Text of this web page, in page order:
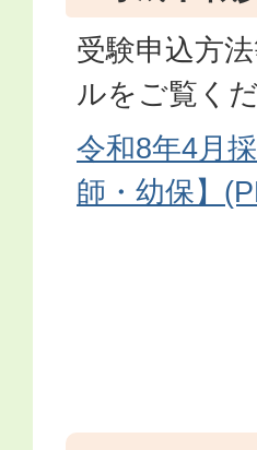
受験申込方
ルをご覧くだ
令和8年4月
師・幼保】